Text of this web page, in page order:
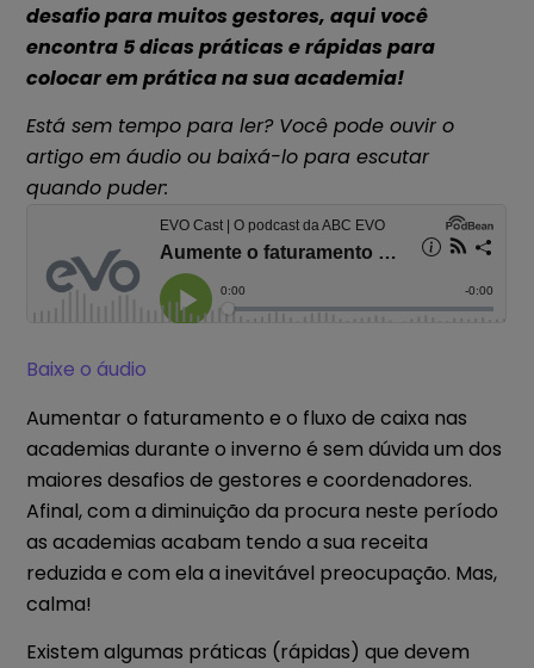
desafio para muitos gestores, aqui você
encontra 5 dicas práticas e rápidas para
colocar em prática na sua academia!
Está sem tempo para ler? Você pode ouvir o
artigo em áudio ou baixá-lo para escutar
quando puder:
Baixe o áudio
Aumentar o faturamento e o fluxo de caixa nas
academias durante o inverno é sem dúvida um dos
maiores desafios de gestores e coordenadores.
Afinal, com a diminuição da procura neste período
as academias acabam tendo a sua receita
reduzida e com ela a inevitável preocupação. Mas,
calma!
Existem algumas práticas (rápidas) que devem